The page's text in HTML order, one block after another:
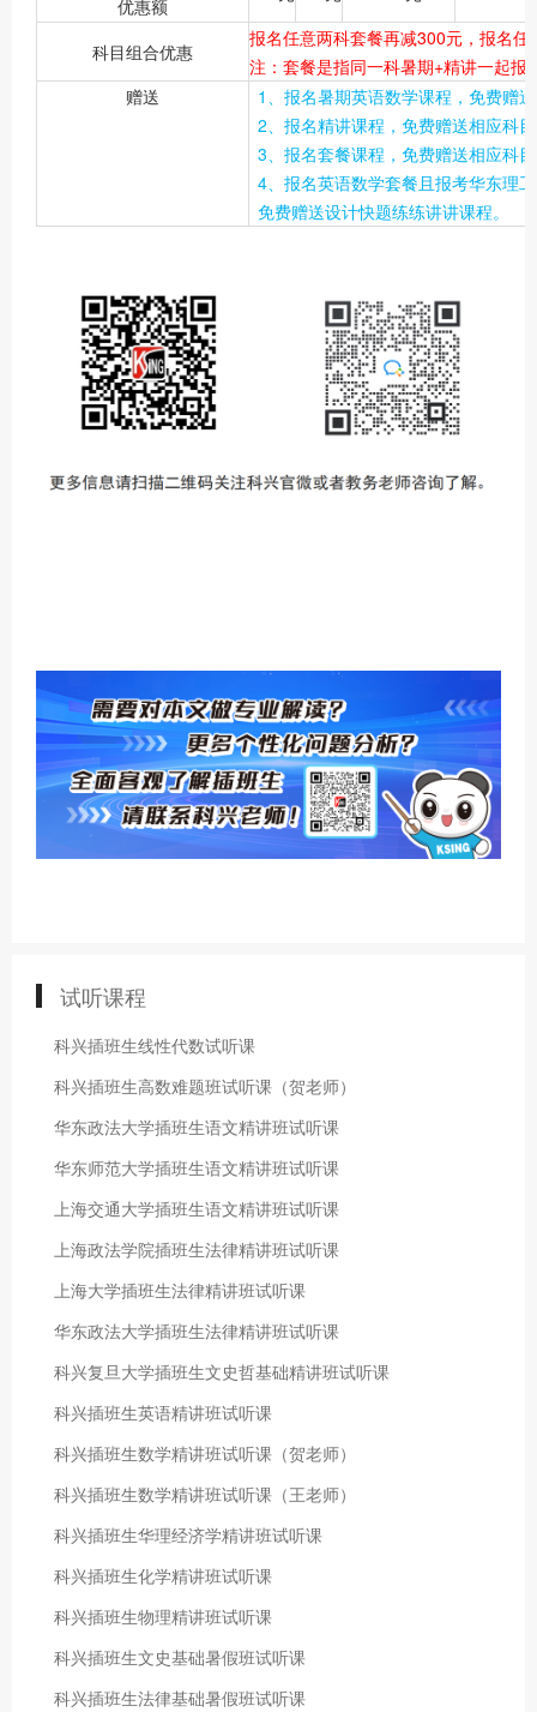
优惠额
科目组合优惠
报名任意两科套餐再减300元，报名
注：套餐是指同一科暑期+精讲一起报
赠送
1、报名暑期英语数学课程，免费赠
2、报名精讲课程，免费赠送相应科
3、报名套餐课程，免费赠送相应科
4、报名英语数学套餐且报考华东理
免费赠送设计快题练练讲讲课程。
试听课程
科兴插班生线性代数试听课
科兴插班生高数难题班试听课（贺老师）
华东政法大学插班生语文精讲班试听课
华东师范大学插班生语文精讲班试听课
上海交通大学插班生语文精讲班试听课
上海政法学院插班生法律精讲班试听课
上海大学插班生法律精讲班试听课
华东政法大学插班生法律精讲班试听课
科兴复旦大学插班生文史哲基础精讲班试听课
科兴插班生英语精讲班试听课
科兴插班生数学精讲班试听课（贺老师）
科兴插班生数学精讲班试听课（王老师）
科兴插班生华理经济学精讲班试听课
科兴插班生化学精讲班试听课
科兴插班生物理精讲班试听课
科兴插班生文史基础暑假班试听课
科兴插班生法律基础暑假班试听课